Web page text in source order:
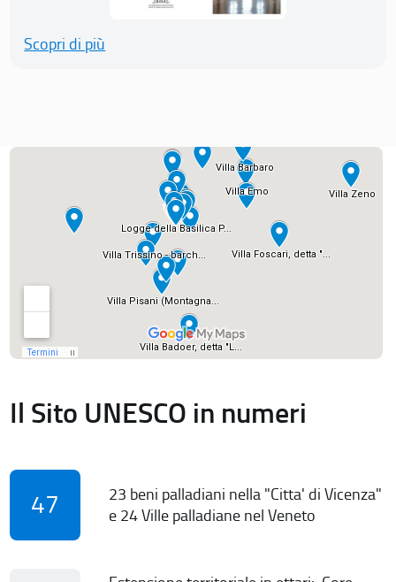
Scopri di più
Il Sito UNESCO in numeri
47
23 beni palladiani nella "Citta' di Vicenza"
e 24 Ville palladiane nel Veneto